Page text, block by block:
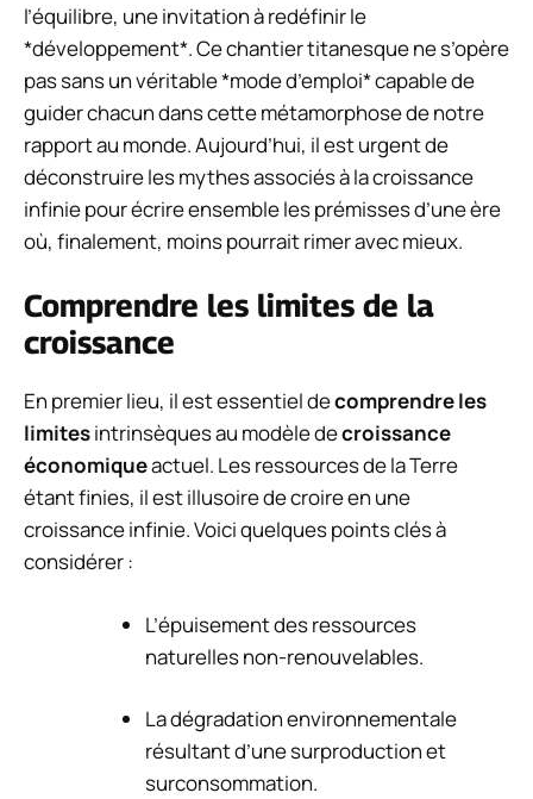
l’équilibre, une invitation à redéfinir le
*développement*. Ce chantier titanesque ne s’opère
pas sans un véritable *mode d’emploi* capable de
guider chacun dans cette métamorphose de notre
rapport au monde. Aujourd’hui, il est urgent de
déconstruire les mythes associés à la croissance
infinie pour écrire ensemble les prémisses d’une ère
où, finalement, moins pourrait rimer avec mieux.
Comprendre les limites de la
croissance
En premier lieu, il est essentiel decomprendre les
limitesintrinsèques au modèle decroissance
économiqueactuel. Les ressources de la Terre
étant finies, il est illusoire de croire en une
croissance infinie. Voici quelques points clés à
considérer :
L’épuisement des ressources
naturelles non-renouvelables.
La dégradation environnementale
résultant d’une surproduction et
surconsommation.